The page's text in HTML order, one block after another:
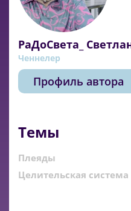
РаДоСвета_
Ченнелер
Профиль автора
Темы
Плеяды
Целительская система